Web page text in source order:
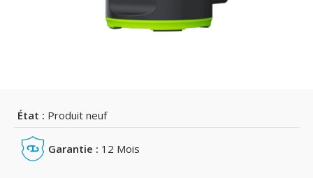
État : Produit neuf
Garantie : 12 Mois